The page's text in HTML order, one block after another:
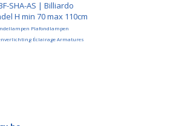
SHA-AS | Billiardo
H min 70 max 110cm
Plafondlampen
Éclairage Armatures